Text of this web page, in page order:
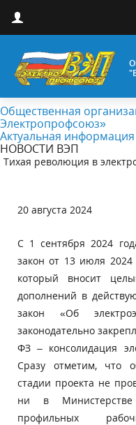
Общественная
Электропрофсоюз»
Актуальная информация
НОВОСТИ ВЭП
Тихая революция в
20 августа 2024
С 1 сентября 2024
закон от 13 июля
который вносит
дополнений в
закон «Об
законодательно
ФЗ – консолидация
Сразу отметим, что
стадии проекта не
ни в
профильных